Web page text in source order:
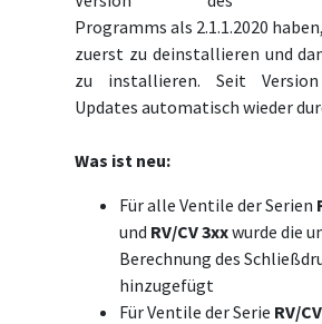
Programms als 2.1.1.2020
zuerst zu deinstallieren und
zu installieren. Seit Version
Updates automatisch wieder
Was ist neu:
Für alle Ventile der Serien
und RV/CV 3xxwurde die
Berechnung des
hinzugefügt
Für Ventile der Serie RV/